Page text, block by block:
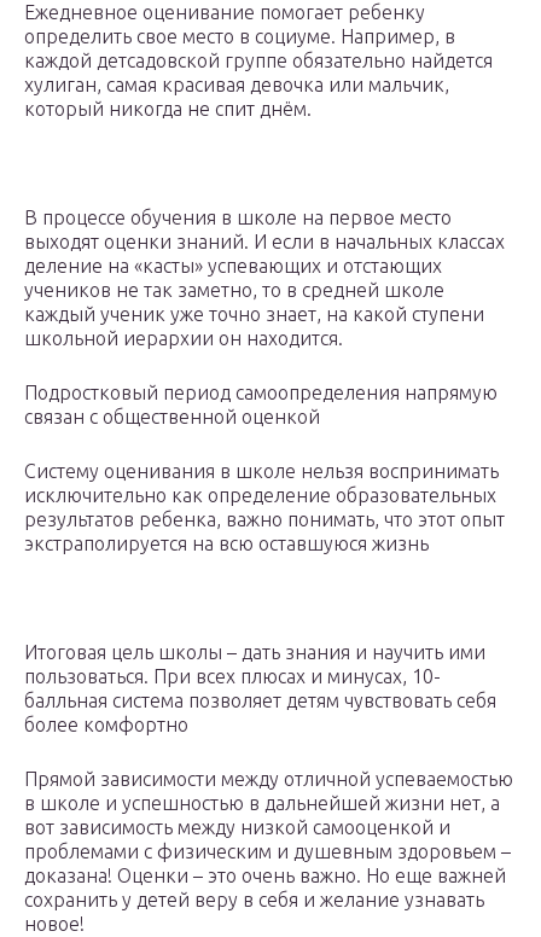
Ежедневное оценивание помогает ребенку
определить свое место в социуме. Например, в
каждой детсадовской группе обязательно найдется
хулиган, самая красивая девочка или мальчик,
который никогда не спит днём.
В процессе обучения в школе на первое место
выходят оценки знаний. И если в начальных классах
деление на «касты» успевающих и отстающих
учеников не так заметно, то в средней школе
каждый ученик уже точно знает, на какой ступени
школьной иерархии он находится.
Подростковый период самоопределения напрямую
связан с общественной оценкой
Систему оценивания в школе нельзя воспринимать
исключительно как определение образовательных
результатов ребенка, важно понимать, что этот опыт
экстраполируется на всю оставшуюся жизнь
Итоговая цель школы – дать знания и научить ими
пользоваться. При всех плюсах и минусах, 10-
балльная система позволяет детям чувствовать себя
более комфортно
Прямой зависимости между отличной успеваемостью
в школе и успешностью в дальнейшей жизни нет, а
вот зависимость между низкой самооценкой и
проблемами с физическим и душевным здоровьем –
доказана! Оценки – это очень важно. Но еще важней
сохранить у детей веру в себя и желание узнавать
новое!